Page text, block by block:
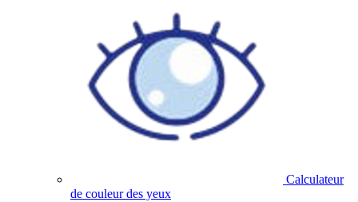
Calculateur
de couleur des yeux